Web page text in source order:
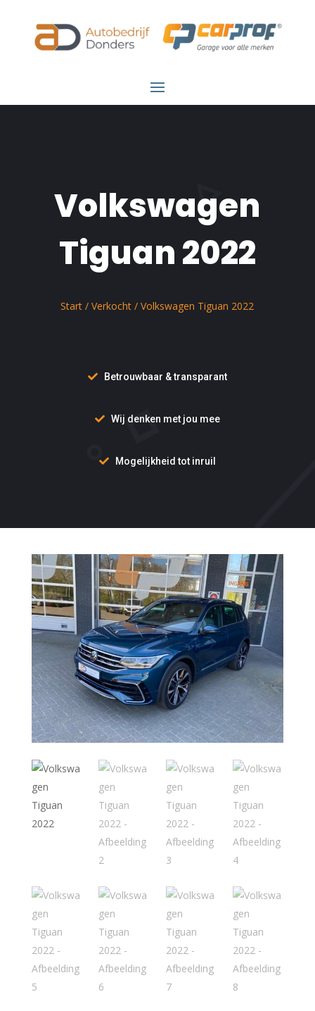
Volkswagen
Tiguan 2022
Start /Verkocht / Volkswagen Tiguan 2022
Betrouwbaar & transparant
Wij denken met jou mee
Mogelijkheid tot inruil